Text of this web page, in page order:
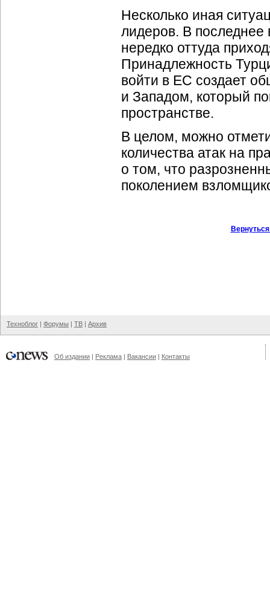
Несколько иная
лидеров. В последнее
нередко оттуда
Принадлежность
войти в ЕС создает
и Западом, который
пространстве.
В целом, можно
количества атак на
о том, что
поколением
Техноблог | Форумы | ТВ | Архив
Об издании | Реклама | Вакансии | Контакты